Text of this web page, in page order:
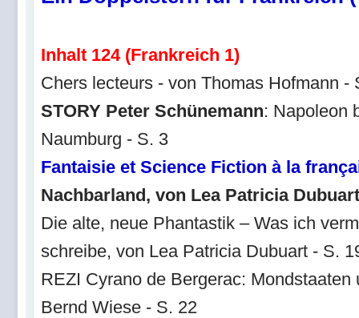
Inhalt 124 (Frankreich 1)
Chers lecteurs - von Thomas Hofmann -
STORY Peter Schünemann: Napoleon
Naumburg - S. 3
Fantaisie et Science Fiction à la
Nachbarland, von Lea Patricia
Die alte, neue Phantastik – Was ich
schreibe, von Lea Patricia Dubuart - S.
REZI Cyrano de Bergerac:
Bernd Wiese - S. 22